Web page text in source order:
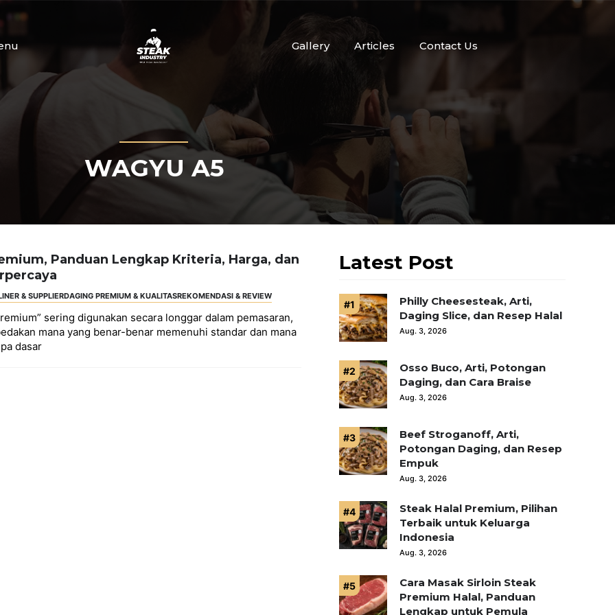
Gallery Articles Contact Us
WAGYU A5
Panduan Lengkap Kriteria, Harga, dan
& SUPPLIERDAGING PREMIUM & KUALITASREKOMENDASI & REVIEW
sering digunakan secara longgar dalam pemasaran,
mana yang benar-benar memenuhi standar dan mana
dasar
Latest Post
Philly Cheesesteak, Arti,
Daging Slice, dan Resep Halal
Aug. 3, 2026
Osso Buco, Arti, Potongan
Daging, dan Cara Braise
Aug. 3, 2026
Beef Stroganoff, Arti,
Potongan Daging, dan Resep
Empuk
Aug. 3, 2026
Steak Halal Premium, Pilihan
Terbaik untuk Keluarga
Indonesia
Aug. 3, 2026
Cara Masak Sirloin Steak
Premium Halal, Panduan
Lengkap untuk Pemula